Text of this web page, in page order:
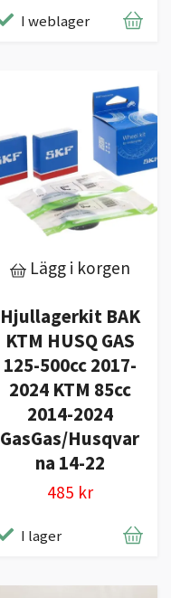
I weblager
Lägg i korgen
Hjullagerkit BAK
KTM HUSQ GAS
125-500cc 2017-
2024 KTM 85cc
2014-2024
GasGas/Husqvar
na 14-22
485 kr
I lager